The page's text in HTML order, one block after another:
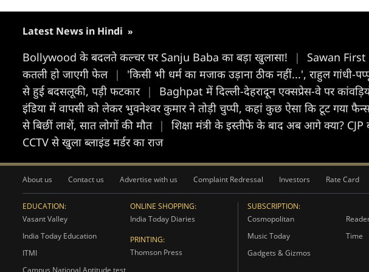
Latest News in Hindi »
Bollywood के बदलते कल्चर पर Sanju Baba का बड़ा खुलासा! |
Sawan First
कतली हो जाएगी फेल | 'किसी भी धर्म का मजाक उड़ाना ठीक नहीं...', राहुल गांधी-
से हुई बदसलूकी, पड़ी फटकार | Baghpat में दिल्ली-देहरादून एक्सप्रेस-वे पर
इंडिया में वापसी को लेकर भुवनेश्वर कुमार ने तोड़ी चुप्पी, कहां कुछ ऐसा कि टूट गया
से बिछीं लाशें, सात लोगों की मौत | शिक्षा मंत्री के इस्तीफे के बाद अब आगे क्या? CJP
CCTV से खुला ब्लाइंड मर्डर का राज
About us Contact us Advertise with us Complaint Redressal Investors Rate Card
EDUCATION:
Vasant Valley
India Today Education
ITMI
Campus National Aptitude test
ONLINE SHOPPING:
India Today Diaries
PRINTING:
Thomson Press
SUBSCRIPTION:
Cosmopolitan
Music Today
Time
Gadgets & Gizmos